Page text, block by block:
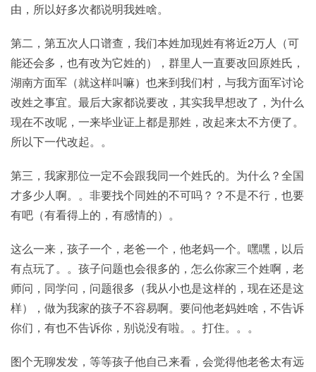
由，所以好多次都说明我姓啥。
第二，第五次人口谱查，我们本姓加现姓有将近2万人（可
能还会多，也有改为它姓的），群里人一直要改回原姓氏，
湖南方面军（就这样叫嘛）也来到我们村，与我方面军讨论
改姓之事宜。最后大家都说要改，其实我早想改了，为什么
现在不改呢，一来毕业证上都是那姓，改起来太不方便了。
所以下一代改起。。
第三，我家那位一定不会跟我同一个姓氏的。为什么？全国
才多少人啊。。非要找个同姓的不可吗？？不是不行，也要
有吧（有看得上的，有感情的）。
这么一来，孩子一个，老爸一个，他老妈一个。嘿嘿，以后
有点玩了。。孩子问题也会很多的，怎么你家三个姓啊，老
师问，同学问，问题很多（我从小也是这样的，现在还是这
样），做为我家的孩子不容易啊。要问他老妈姓啥，不告诉
你们，有也不告诉你，别说没有啦。。打住。。。
图个无聊发发，等等孩子他自己来看，会觉得他老爸太有远